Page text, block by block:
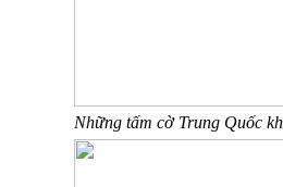
Những tấm cờ Trung Quốc